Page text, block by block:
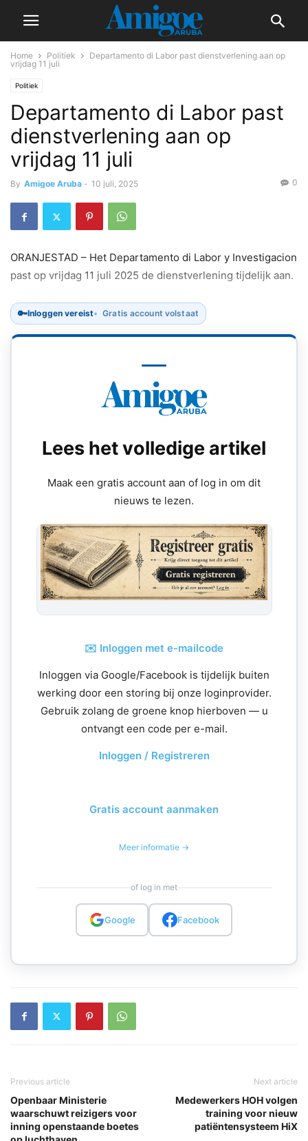
Home Politiek
Departamento di Labor past dienstverlening aan op
vrijdag 11 juli
Politiek
Departamento di Labor past
dienstverlening aan op
vrijdag 11 juli
By Amigoe Aruba - 10 juli, 2025 0
ORANJESTAD – Het Departamento di Labor y Investigacion
past op vrijdag 11 juli 2025 de dienstverlening tijdelijk aan.
🔑Inloggen vereist Gratis account volstaat
Lees het volledige artikel
Maak een gratis account aan of log in om dit
nieuws te lezen.
✉️ Inloggen met e-mailcode
Inloggen via Google/Facebook is tijdelijk buiten
werking door een storing bij onze loginprovider.
Gebruik zolang de groene knop hierboven — u
ontvangt een code per e-mail.
Inloggen / Registreren
Gratis account aanmaken
Meer informatie →
of log in met
Google Facebook
Previous article
Openbaar Ministerie
waarschuwt reizigers voor
inning openstaande boetes
Next article
Medewerkers HOH volgen
training voor nieuw
patiëntensysteem HiX